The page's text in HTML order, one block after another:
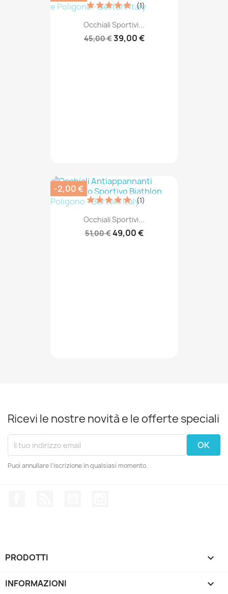
Occhiali Sportivi...
45,00 €39,00 €
(1)
Occhiali Sportivi...
51,00 €49,00 €
(1)
-2,00 €
Ricevi le nostre novità e le offerte speciali
Puoi annullare l'iscrizione in qualsiasi momento.
PRODOTTI 
INFORMAZIONI 